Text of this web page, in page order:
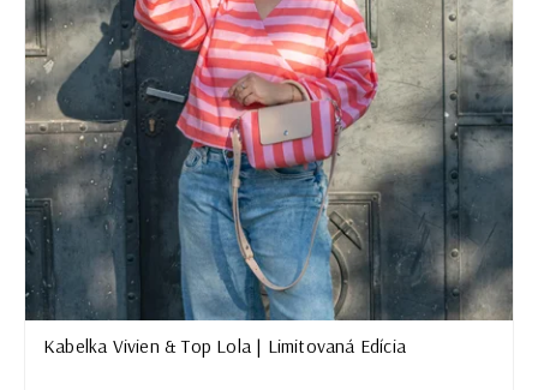
Kabelka Vivien & Top Lola | Limitovaná Edícia